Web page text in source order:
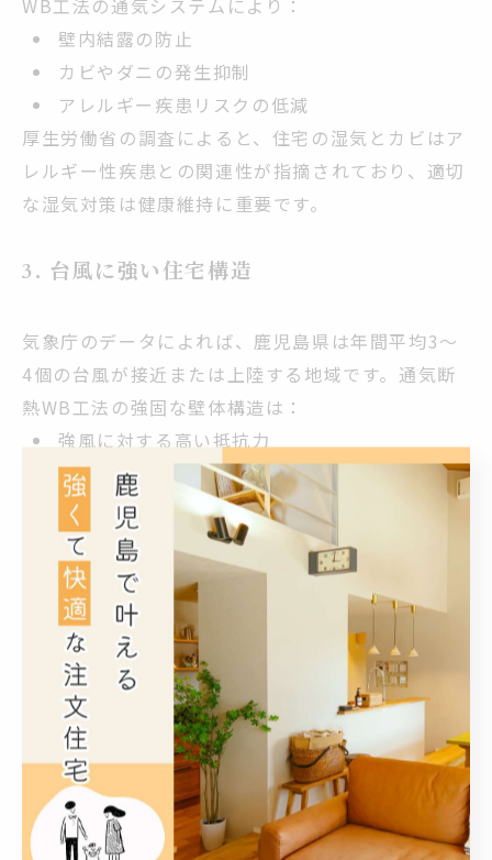
WB工法の通気システムにより：
壁内結露の防止
カビやダニの発生抑制
アレルギー疾患リスクの低減
厚生労働省の調査によると、住宅の湿気とカビはア
レルギー性疾患との関連性が指摘されており、適切
な湿気対策は健康維持に重要です。
3. 台風に強い住宅構造
気象庁のデータによれば、鹿児島県は年間平均3〜
4個の台風が接近または上陸する地域です。通気断
熱WB工法の強固な壁体構造は：
強風に対する高い抵抗力
飛来物からの保護性能の向上
長期的な構造安定性の確保
に貢献します。日本建築学会の研究では、面材耐力
壁を用いた住宅は、台風時の風圧に対して従来工法
より約1.5倍の耐力を持つとされています。
4. 長期的な資産価値の維持
国土交通省が推進する長期優良住宅の認定基準を満
たしやすい通気断熱WB工法は、住宅の長寿命化に
貢献します。これにより：
将来のメンテナンスコスト削減